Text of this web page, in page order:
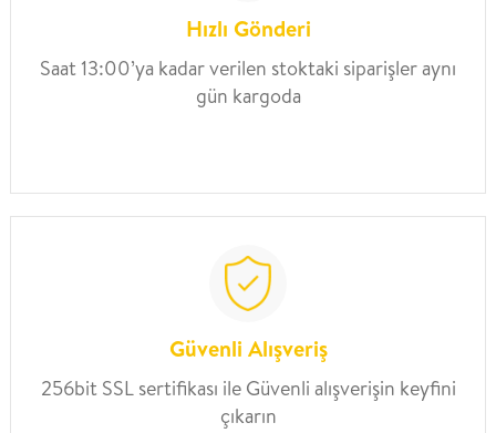
Hızlı Gönderi
Saat 13:00’ya kadar verilen stoktaki siparişler aynı
gün kargoda
Güvenli Alışveriş
256bit SSL sertifikası ile Güvenli alışverişin keyfini
çıkarın